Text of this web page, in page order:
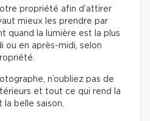
propriété afin d’attirer
mieux les prendre par
quand la lumière est la plus
ou en après-midi, selon
n’oubliez pas de
et tout ce qui rend la
la belle saison.